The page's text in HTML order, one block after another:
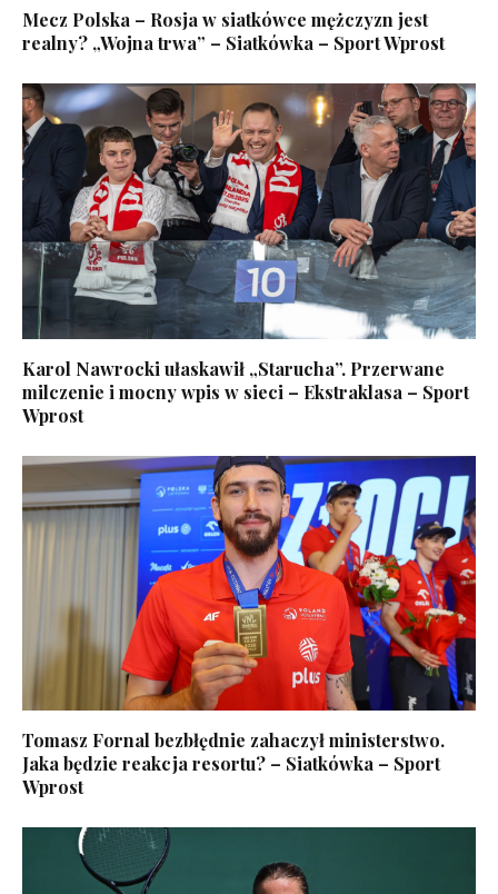
Mecz Polska – Rosja w siatkówce mężczyzn jest
realny? „Wojna trwa” – Siatkówka – Sport Wprost
Karol Nawrocki ułaskawił „Starucha”. Przerwane
milczenie i mocny wpis w sieci – Ekstraklasa – Sport
Wprost
Tomasz Fornal bezbłędnie zahaczył ministerstwo.
Jaka będzie reakcja resortu? – Siatkówka – Sport
Wprost